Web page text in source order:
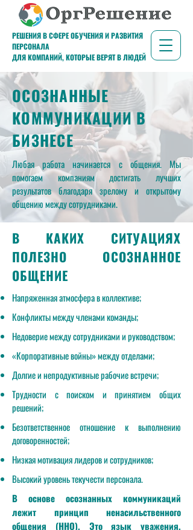
РЕШЕНИЯ В СФЕРЕ ОБУЧЕНИЯ И РАЗВИТИЯ
ПЕРСОНАЛА
ДЛЯ КОМПАНИЙ, КОТОРЫЕ ВЕРЯТ В ЛЮДЕЙ
ОСОЗНАННЫЕ
КОММУНИКАЦИИ В
БИЗНЕСЕ
Любая работа начинается с общения. Мы
помогаем компаниям достигать лучших
результатов благодаря зрелому и открытому
общению между сотрудниками.
В КАКИХ СИТУАЦИЯХ
ПОЛЕЗНО ОСОЗНАННОЕ
ОБЩЕНИЕ
Напряженная атмосфера в коллективе;
Конфликты между членами команды;
Недоверие между сотрудниками и руководством;
«Корпоративные войны» между отделами;
Долгие и непродуктивные рабочие встречи;
Трудности с поиском и принятием общих
решений;
Безответственное отношение к выполнению
договоренностей;
Низкая мотивация лидеров и сотрудников;
Высокий уровень текучести персонала.
В основе осознанных коммуникаций
лежит принцип ненасильственного
общения (ННО). Это язык уважения,